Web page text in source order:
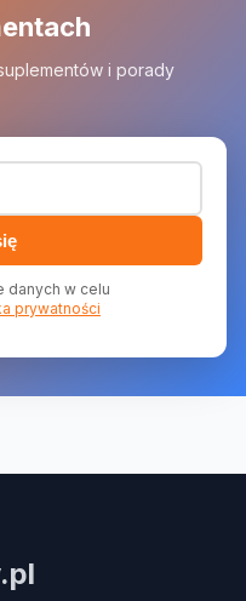
i porady
danych w celu
prywatności